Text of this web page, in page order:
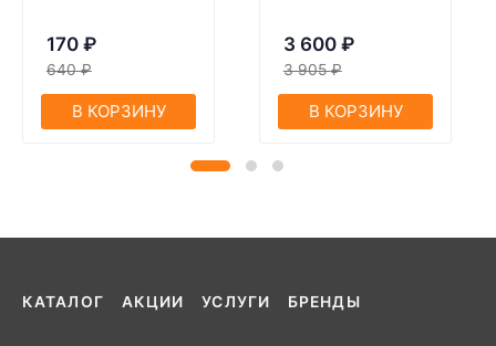
170 ₽
640 ₽
В КОРЗИНУ
3 600 ₽
3 905 ₽
В КОРЗИНУ
КАТАЛОГ АКЦИИ УСЛУГИ БРЕНДЫ